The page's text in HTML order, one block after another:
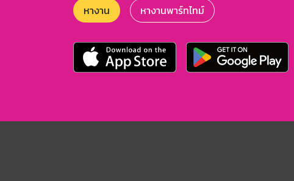
หางาน หางานพาร์ทไทม์